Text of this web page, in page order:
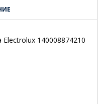
140008874210